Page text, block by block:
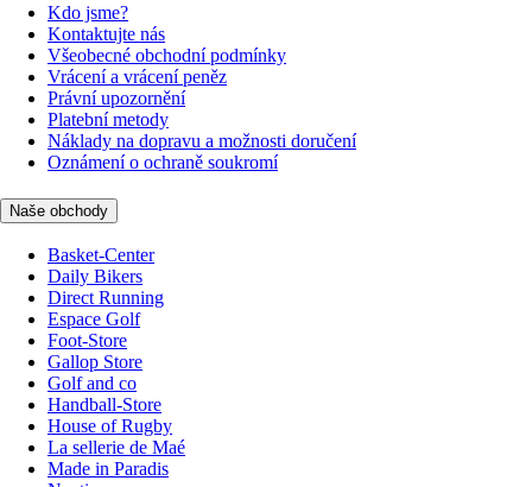
Kdo jsme?
Kontaktujte nás
Všeobecné obchodní podmínky
Vrácení a vrácení peněz
Právní upozornění
Platební metody
Náklady na dopravu a možnosti doručení
Oznámení o ochraně soukromí
Naše obchody
Basket-Center
Daily Bikers
Direct Running
Espace Golf
Foot-Store
Gallop Store
Golf and co
Handball-Store
House of Rugby
La sellerie de Maé
Made in Paradis